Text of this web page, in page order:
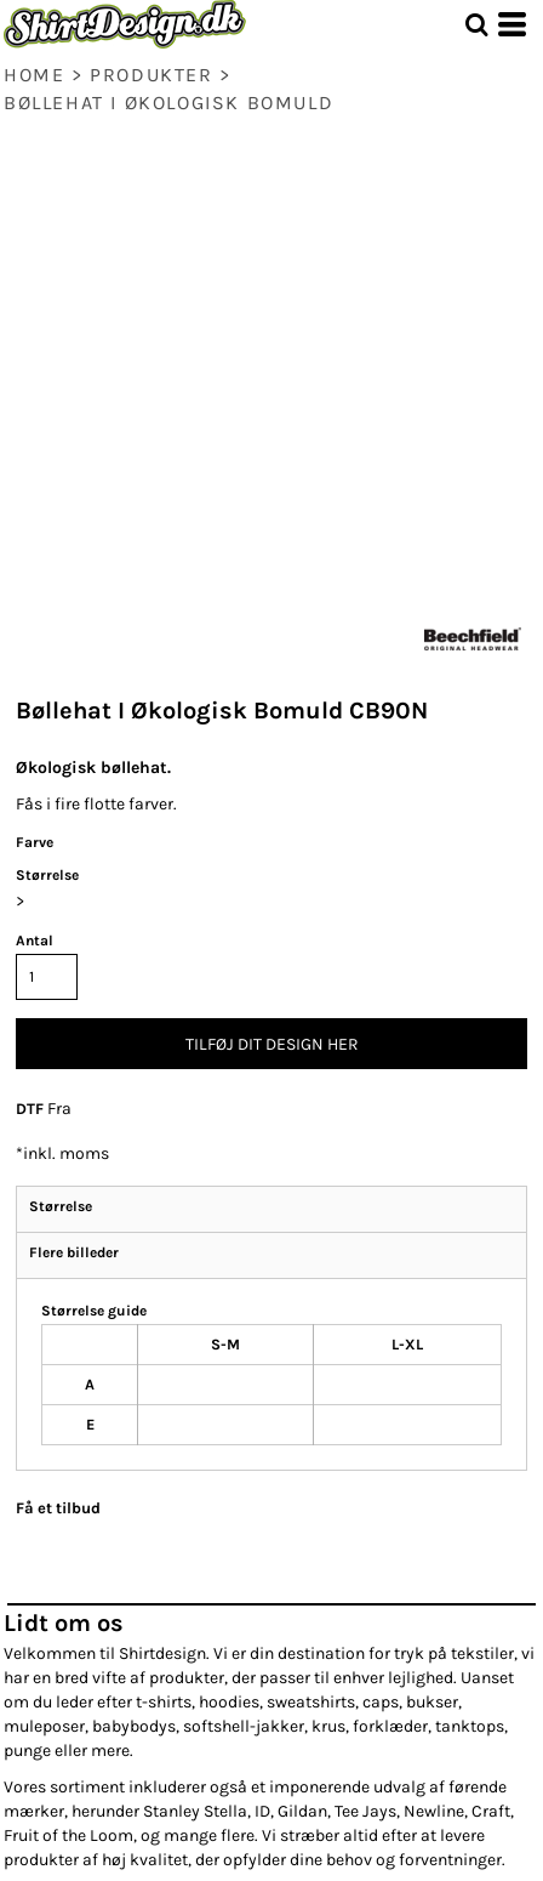
HOME > PRODUKTER >
BØLLEHAT I ØKOLOGISK BOMULD
Bøllehat I Økologisk Bomuld CB90N
Økologisk bøllehat.
Fås i fire flotte farver.
Farve
Størrelse
>
Antal
TILFØJ DIT DESIGN HER
DTF Fra
*inkl. moms
Størrelse
Flere billeder
Størrelse guide
S-M L-XL
A
E
Få et tilbud
Lidt om os
Velkommen til Shirtdesign. Vi er din destination for tryk på tekstiler, vi
har en bred vifte af produkter, der passer til enhver lejlighed. Uanset
om du leder efter t-shirts, hoodies, sweatshirts, caps, bukser,
muleposer, babybodys, softshell-jakker, krus, forklæder, tanktops,
punge eller mere.
Vores sortiment inkluderer også et imponerende udvalg af førende
mærker, herunder Stanley Stella, ID, Gildan, Tee Jays, Newline, Craft,
Fruit of the Loom, og mange flere. Vi stræber altid efter at levere
produkter af høj kvalitet, der opfylder dine behov og forventninger.